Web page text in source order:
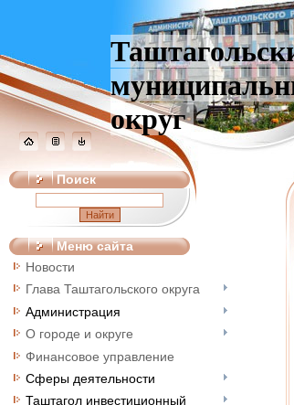
округ
Поиск
Меню сайта
Новости
Глава Таштагольского округа
Администрация
О городе и округе
Финансовое управление
Сферы деятельности
Таштагол инвестиционный